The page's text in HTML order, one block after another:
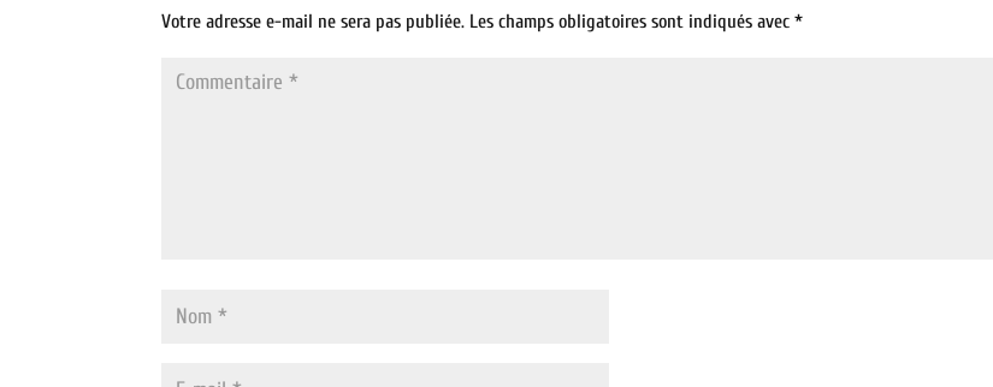
Votre adresse e-mail ne sera pas publiée. Les champs obligatoires sont indiqués avec*